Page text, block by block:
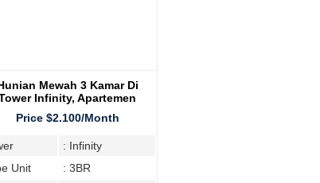
Mewah 3 Kamar Di
Infinity, Apartemen
Kemang Village
Price $2.100/Month
: Infinity
Unit
: 3BR